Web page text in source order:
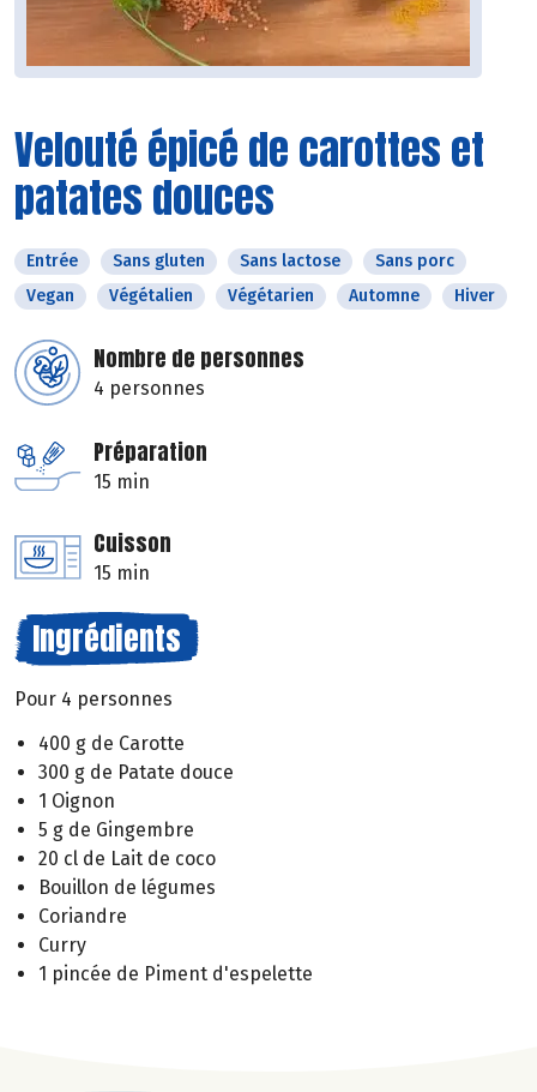
Velouté épicé de carottes et
patates douces
Entrée Sans gluten Sans lactose
Sans porc
Vegan
Végétalien Végétarien Automne Hiver
Nombre de personnes
4 personnes
Préparation
15 min
Cuisson
15 min
Ingrédients
Pour 4 personnes
400 g de Carotte
300 g de Patate douce
1 Oignon
5 g de Gingembre
20 cl de Lait de coco
Bouillon de légumes
Coriandre
Curry
1 pincée de Piment d'espelette